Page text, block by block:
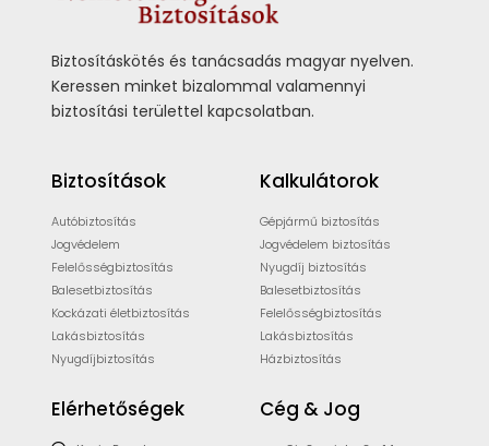
Biztosításkötés és tanácsadás magyar nyelven.
Keressen minket bizalommal valamennyi
biztosítási területtel kapcsolatban.
Biztosítások
Autóbiztosítás
Jogvédelem
Felelősségbiztosítás
Balesetbiztosítás
Kockázati életbiztosítás
Lakásbiztosítás
Nyugdíjbiztosítás
Kalkulátorok
Gépjármű biztosítás
Jogvédelem biztosítás
Nyugdíj biztosítás
Balesetbiztosítás
Felelősségbiztosítás
Lakásbiztosítás
Házbiztosítás
Elérhetőségek Cég & Jog